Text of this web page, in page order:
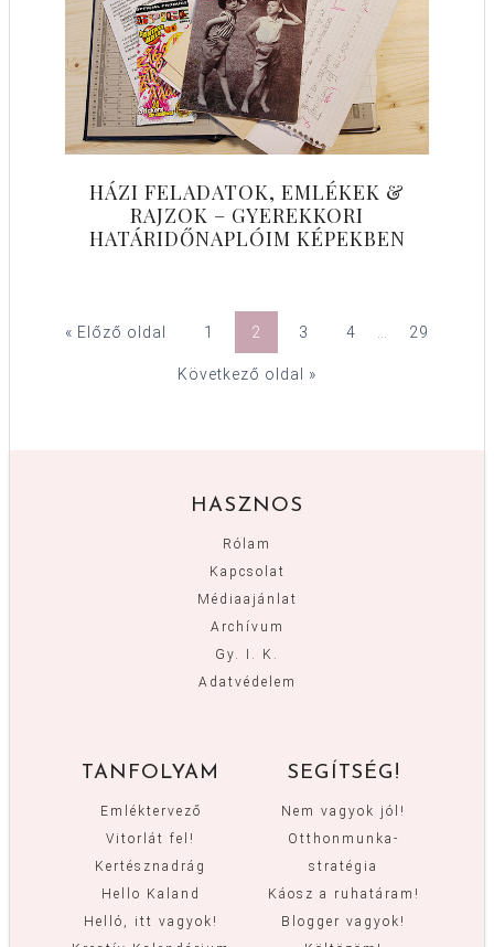
HÁZI FELADATOK, EMLÉKEK &
RAJZOK – GYEREKKORI
HATÁRIDŐNAPLÓIM KÉPEKBEN
« Előző oldal 1 2 3 4 29
Következő oldal »
HASZNOS
Rólam
Kapcsolat
Médiaajánlat
Archívum
Gy. I. K.
Adatvédelem
TANFOLYAM
Emléktervező
Vitorlát fel!
Kertésznadrág
Hello Kaland
Helló, itt vagyok!
SEGÍTSÉG!
Nem vagyok jól!
Otthonmunka-
stratégia
Káosz a ruhatáram!
Blogger vagyok!